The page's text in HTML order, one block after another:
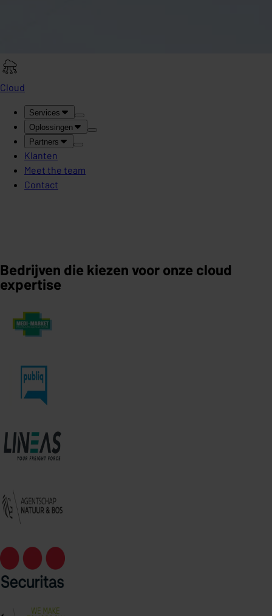
Cloud
Services
Oplossingen
Partners
Klanten
Meet the team
Contact
Bedrijven die kiezen voor onze cloud
expertise